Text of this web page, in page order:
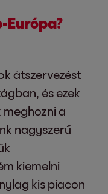
Európa?
átszervezést
és ezek
meghozni a
nagyszerű
kiemelni
kis piacon